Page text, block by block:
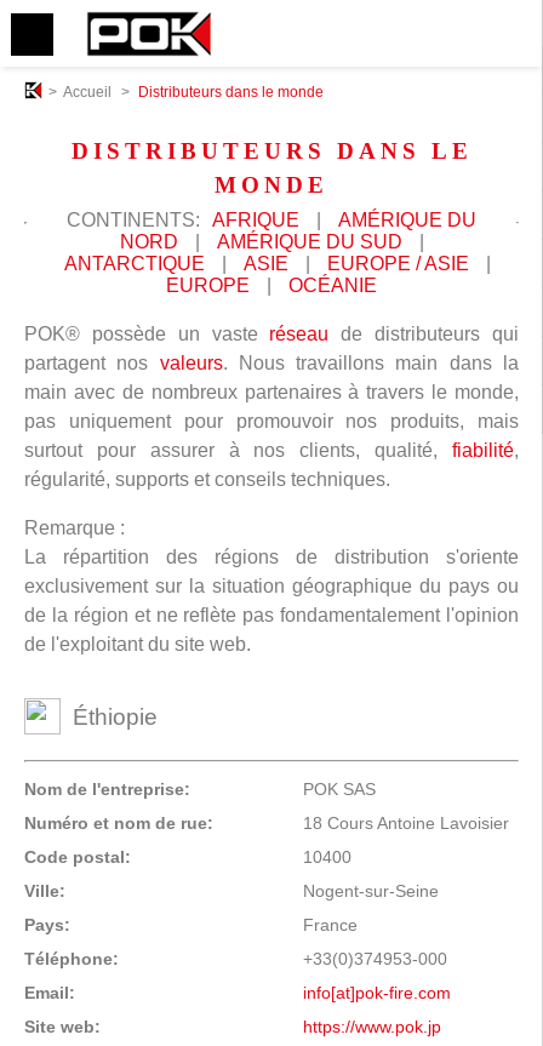
> Accueil > Distributeurs dans le monde
DISTRIBUTEURS DANS LE
MONDE
CONTINENTS: AFRIQUE
AMÉRIQUE DU
NORD
AMÉRIQUE DU SUD
ANTARCTIQUE
ASIE EUROPE / ASIE
EUROPE
OCÉANIE
POK® possède un vaste réseau de distributeurs qui
partagent nos valeurs. Nous travaillons main dans la
main avec de nombreux partenaires à travers le monde,
pas uniquement pour promouvoir nos produits, mais
surtout pour assurer à nos clients, qualité, fiabilité,
régularité, supports et conseils techniques.
Remarque :
La répartition des régions de distribution s'oriente
exclusivement sur la situation géographique du pays ou
de la région et ne reflète pas fondamentalement l'opinion
de l'exploitant du site web.
Éthiopie
Nom de l'entreprise:
POK SAS
Numéro et nom de rue:
18 Cours Antoine Lavoisier
Code postal:
10400
Ville:
Nogent-sur-Seine
Pays:
France
Téléphone:
+33(0)374953-000
Email:
info[at]pok-fire.com
Site web:
https://www.pok.jp